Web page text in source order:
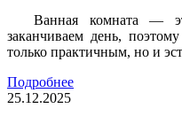
Ванная комната —
заканчиваем день,
только практичным, но и
Подробнее
25.12.2025